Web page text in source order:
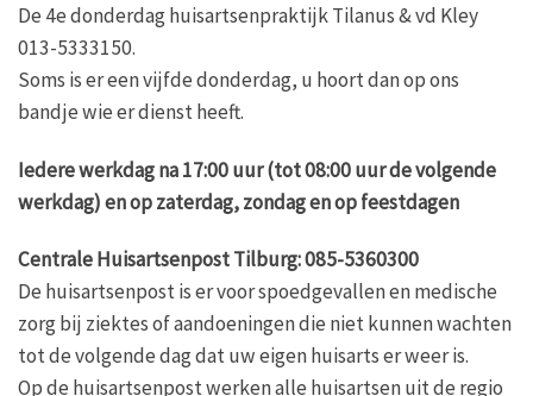
De 4e donderdag huisartsenpraktijk Tilanus & vd Kley
013-5333150.
Soms is er een vijfde donderdag, u hoort dan op ons
bandje wie er dienst heeft.
Iedere werkdag na 17:00 uur (tot 08:00 uur de volgende
werkdag) en op zaterdag, zondag en op feestdagen
Centrale Huisartsenpost Tilburg: 085-5360300
De huisartsenpost is er voor spoedgevallen en medische
zorg bij ziektes of aandoeningen die niet kunnen wachten
tot de volgende dag dat uw eigen huisarts er weer is.
Op de huisartsenpost werken alle huisartsen uit de regio